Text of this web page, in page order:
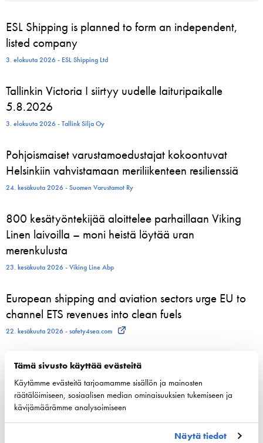
Tämä sivusto käyttää evästeitä
Käytämme evästeitä tarjoamamme sisällön ja mainosten
räätälöimiseen, sosiaalisen median ominaisuuksien tukemiseen ja
kävijämäärämme analysoimiseen
Näytä tiedot
ESL Shipping is planned to form an independent,
listed company
3. elokuuta 2026 - ESL Shipping Ltd
Tallinkin Victoria I siirtyy uudelle laituripaikalle
5.8.2026
3. elokuuta 2026 - Tallink Silja Oy
Pohjoismaiset varustamoedustajat kokoontuvat
Helsinkiin vahvistamaan meriliikenteen resilienssiä
24. kesäkuuta 2026 - Suomen Varustamot Ry
800 kesätyöntekijää aloittelee parhaillaan Viking
Linen laivoilla – moni heistä löytää uran
merenkulusta
23. kesäkuuta 2026 - Viking Line Abp
European shipping and aviation sectors urge EU to
channel ETS revenues into clean fuels
22. kesäkuuta 2026 - safety4sea.com
Kilpailukyky
Kansallinen merenkulku­politiikka
EU:n merenkulku­politiikka